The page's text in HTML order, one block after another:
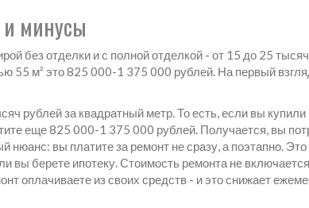
минусы
без отделки и с полной отделкой - от 15 до 25
55 м² это 825 000-1 375 000 рублей. На первый
рублей за квадратный метр. То есть, если вы купили
еще 825 000-1 375 000 рублей. Получается, вы
нюанс: вы платите за ремонт не сразу, а поэтапно. Это
вы берете ипотеку. Стоимость ремонта не
оплачиваете из своих средств - и это снижает